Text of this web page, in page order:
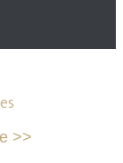
>>